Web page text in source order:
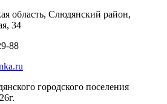
область, Слюдянский район,
34
88
городского поселения